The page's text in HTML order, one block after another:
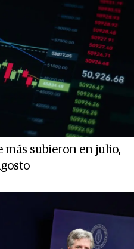
más subieron en julio,